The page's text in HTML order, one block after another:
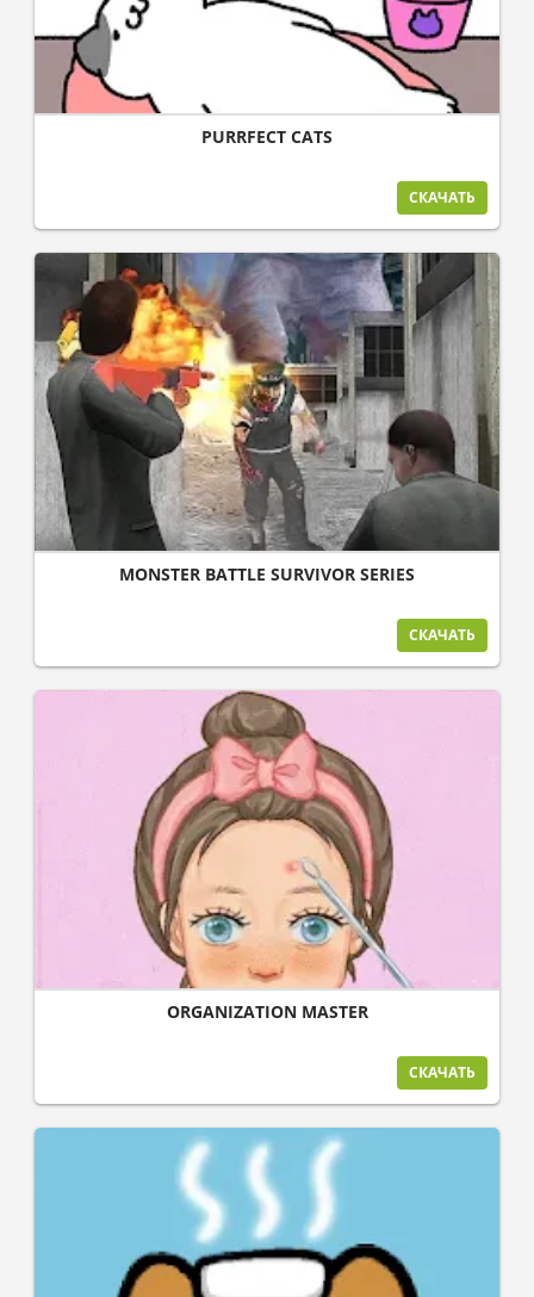
PURRFECT CATS
СКАЧАТЬ
MONSTER BATTLE SURVIVOR SERIES
СКАЧАТЬ
ORGANIZATION MASTER
СКАЧАТЬ